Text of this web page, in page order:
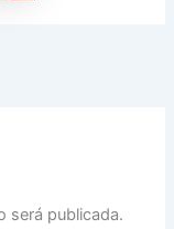
será publicada.